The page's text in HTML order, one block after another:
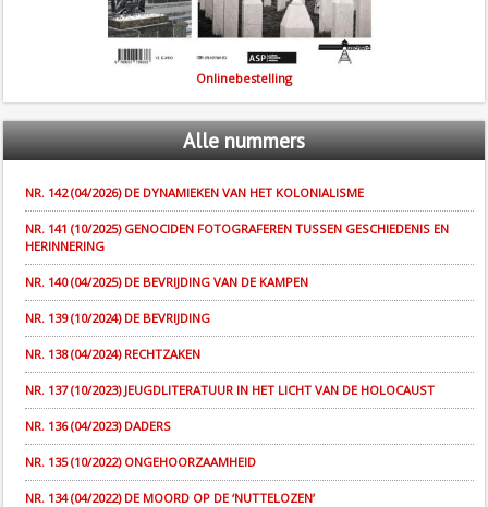
Onlinebestelling
Allenummers
NR. 142 (04/2026) DE DYNAMIEKEN VAN HET KOLONIALISME
NR. 141 (10/2025) GENOCIDEN FOTOGRAFEREN TUSSEN GESCHIEDENIS EN
HERINNERING
NR. 140 (04/2025) DE BEVRIJDING VAN DE KAMPEN
NR. 139 (10/2024) DE BEVRIJDING
NR. 138 (04/2024) RECHTZAKEN
NR. 137 (10/2023) JEUGDLITERATUUR IN HET LICHT VAN DE HOLOCAUST
NR. 136 (04/2023) DADERS
NR. 135 (10/2022) ONGEHOORZAAMHEID
NR. 134 (04/2022) DE MOORD OP DE ‘NUTTELOZEN’